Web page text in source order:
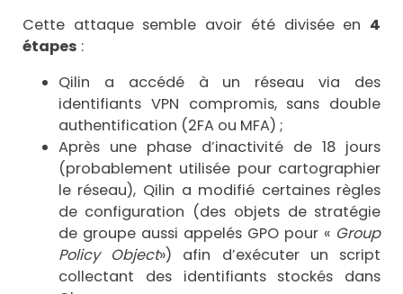
Cette attaque semble avoir été divisée en 4
étapes :
Qilin a accédé à un réseau via des
identifiants VPN compromis, sans double
authentification (2FA ou MFA) ;
Après une phase d’inactivité de 18 jours
(probablement utilisée pour cartographier
le réseau), Qilin a modifié certaines règles
de configuration (des objets de stratégie
de groupe aussi appelés GPO pour « Group
Policy Object») afin d’exécuter un script
collectant des identifiants stockés dans